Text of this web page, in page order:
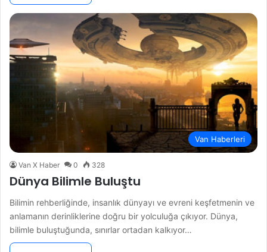
Van Haberleri
Van X Haber 0 328
Dünya Bilimle Buluştu
Bilimin rehberliğinde, insanlık dünyayı ve evreni keşfetmenin ve
anlamanın derinliklerine doğru bir yolculuğa çıkıyor. Dünya,
bilimle buluştuğunda, sınırlar ortadan kalkıyor…